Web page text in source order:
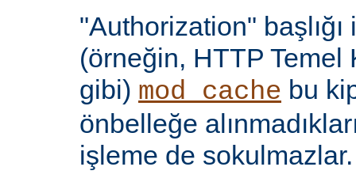
"Authorization"
(örneğin, HTTP Temel
gibi) mod_cache bu
önbelleğe
işleme de sokulmazlar.